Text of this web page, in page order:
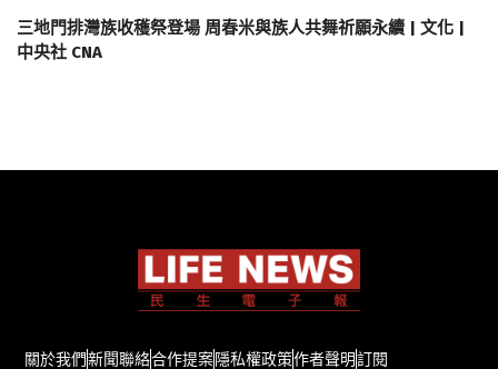
三地門排灣族收穫祭登場 周春米與族人共舞祈願永續 | 文化 |
中央社 CNA
關於我們新聞聯絡合作提案隱私權政策作者聲明訂閱